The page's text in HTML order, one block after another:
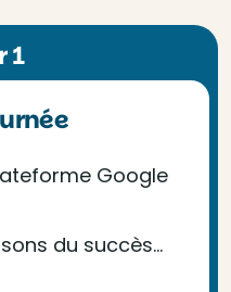
1
Google
du succès…